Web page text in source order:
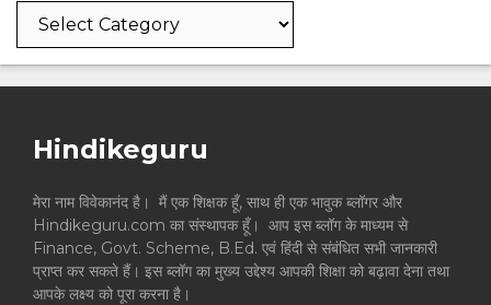
Categories
Hindikeguru
मेरा नाम विवेकानंद है। मैं एक शिक्षक हूँ, साथ ही एक भावुक ब्लॉगर और
Hindikeguru.com का संस्थापक हूँ। आप इस ब्लॉग के माध्यम से
Finance, Govt. Scheme, B.Ed. एवं हिंदी से संबंधित सभी जानकारी
प्राप्त कर सकते हैं। इस ब्लॉग का मुख्य उद्देश्य आपकी शिक्षा को बढ़ावा देना तथा
आपके लक्ष्य को पूरा करना है।